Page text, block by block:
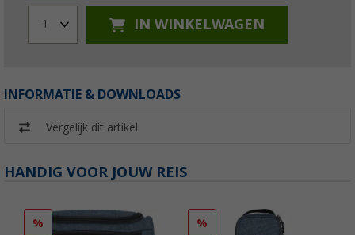
1 IN WINKELWAGEN
INFORMATIE & DOWNLOADS
Vergelijk dit artikel
HANDIG VOOR JOUW REIS
% %